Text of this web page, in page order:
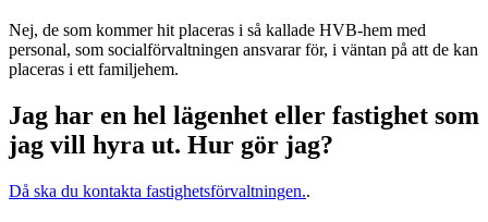
Nej, de som kommer hit placeras i så kallade HVB-hem med
personal, som socialförvaltningen ansvarar för, i väntan på att de kan
placeras i ett familjehem.
Jag har en hel lägenhet eller fastighet som
jag vill hyra ut. Hur gör jag?
Då ska du kontakta fastighetsförvaltningen..